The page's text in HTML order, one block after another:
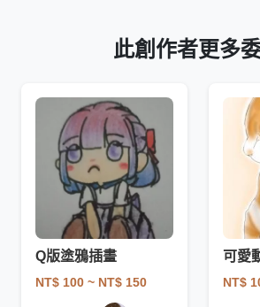
此創作者更多
Q版塗鴉插畫
NT$ 100 ~ NT$ 150
可愛
NT$